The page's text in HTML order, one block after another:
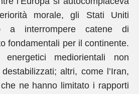
morale, gli Stati Uniti
a interrompere catene di
fondamentali per il continente.
energetici mediorientali non
altri, come l’Iran,
ne hanno limitato i rapporti